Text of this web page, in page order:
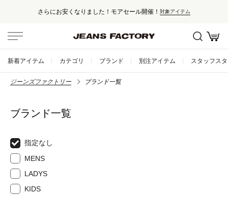
さらにお安くなりました！モアセール開催！ 対象アイテム
新着アイテム カテゴリ ブランド 別注アイテム スタッフス
ジーンズファクトリー ブランド一覧
ブランド一覧
指定なし
MENS
LADYS
KIDS